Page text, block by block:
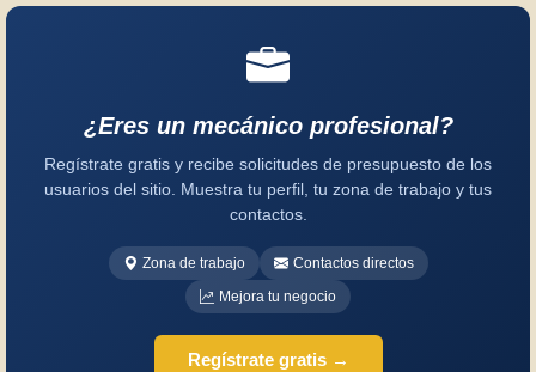
¿Eres un mecánico profesional?
Regístrate gratis y recibe solicitudes de presupuesto de los
usuarios del sitio. Muestra tu perfil, tu zona de trabajo y tus
contactos.
Zona de trabajo
Contactos directos
Mejora tu negocio
Regístrate gratis →